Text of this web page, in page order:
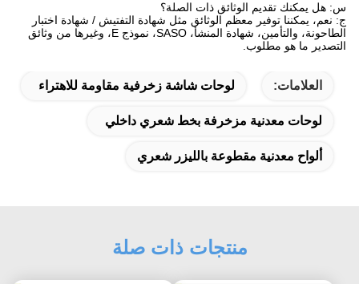
س: هل يمكنك تقديم الوثائق ذات الصلة؟
ج: نعم، يمكننا توفير معظم الوثائق مثل شهادة التفتيش / شهادة اختبار
الطاحونة، والتأمين، شهادة المنشأ، SASO، نموذج E، وغيرها من وثائق
التصدير ما هو مطلوب.
العلامات: لوحات شاشة زخرفية مقاومة للاهتراء
لوحات معدنية مزخرفة بخط شعري داخلي
ألواح معدنية مقطوعة بالليزر شعري
منتجات ذات صلة